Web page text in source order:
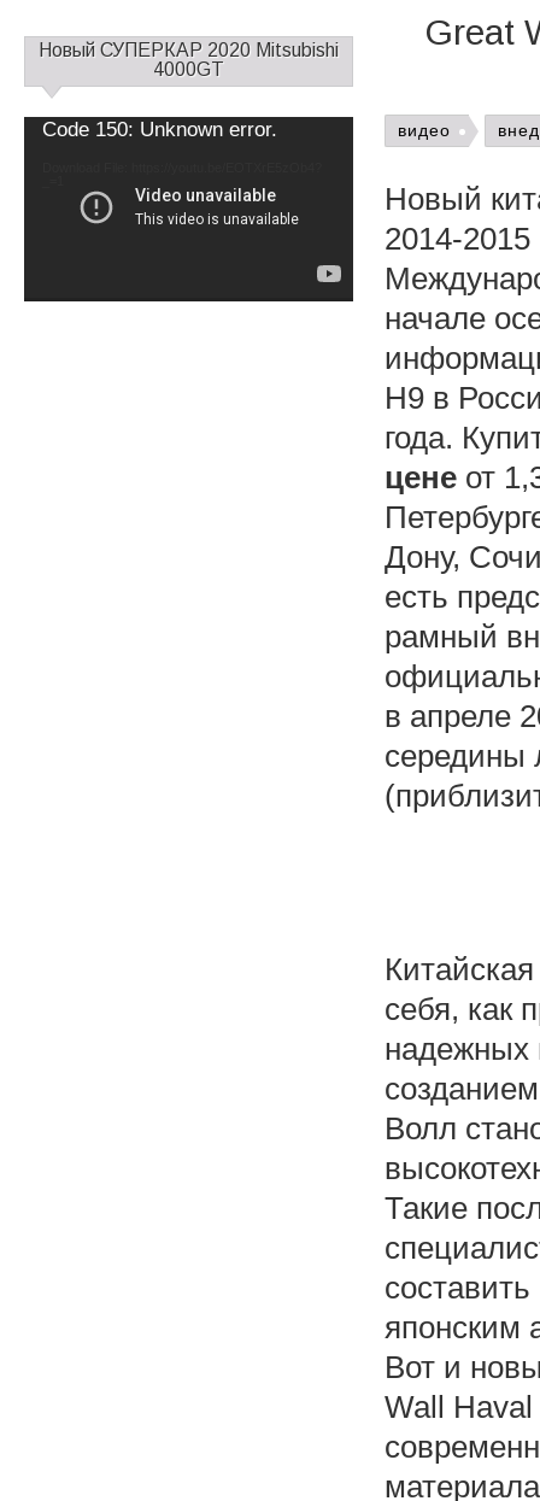
Great
видео
Новый
2014-2015
начале
Н9 в
года.
ценеот
Дону,
есть
рамный
в апреле
середины
себя, как
надежных
Волл
Такие
японским
Вот и
Wall Haval
С
й
д
Новый СУПЕРКАР 2020 Mitsubishi
4000GT
Video
Code 150: Unknown error.